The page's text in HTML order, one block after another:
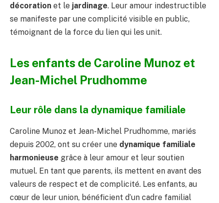
décoration et le jardinage. Leur amour indestructible
se manifeste par une complicité visible en public,
témoignant de la force du lien qui les unit.
Les enfants de Caroline Munoz et
Jean-Michel Prudhomme
Leur rôle dans la dynamique familiale
Caroline Munoz et Jean-Michel Prudhomme, mariés
depuis 2002, ont su créer une dynamique familiale
harmonieuse grâce à leur amour et leur soutien
mutuel. En tant que parents, ils mettent en avant des
valeurs de respect et de complicité. Les enfants, au
cœur de leur union, bénéficient d’un cadre familial